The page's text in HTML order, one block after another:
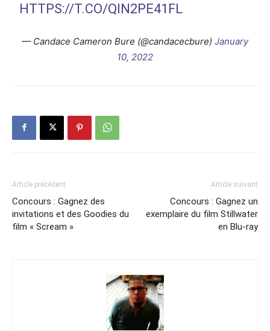
HTTPS://T.CO/QIN2PE41FL
— Candace Cameron Bure (@candacecbure) January
10, 2022
Article précédent
Concours : Gagnez des
invitations et des Goodies du
film « Scream »
Article suivant
Concours : Gagnez un
exemplaire du film Stillwater
en Blu-ray